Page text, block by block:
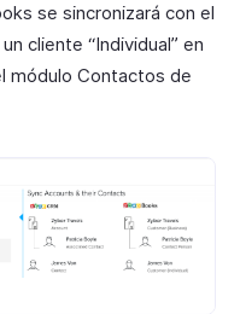
se sincronizará con el
cliente “Individual” en
módulo Contactos de